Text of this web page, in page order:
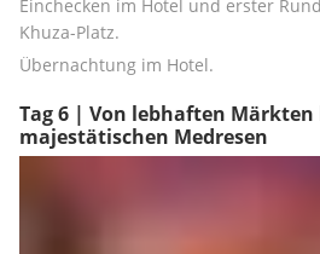
Einchecken im Hotel und erster
Khuza-Platz.
Übernachtung im Hotel.
Tag 6 | Von lebhaften Märkten
majestätischen Medresen